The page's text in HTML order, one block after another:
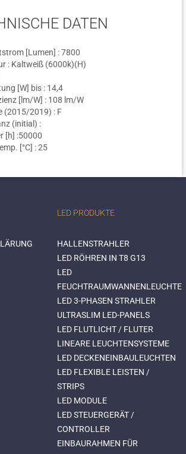
DATEN
[Lumen] : 7800
: Kaltweiß (6000k)(H)
[W] bis : 14,4
[lm/W] : 108 lm/W
(2015/2019) : F
(initial) :
[h] :50000
[°C] : 25
LED PRODUKTE
HALLENSTRAHLER
LED RÖHREN IN T8 G13
LED
FEUCHTRAUMWANNENLEUCHTE
LED 3-PHASEN STRAHLER
ULTRASLIM LED-PANELS
LED FLUTLICHT / FLUTER
LINEARE LEUCHTENSYSTEME
LED DECKENEINBAULEUCHTEN
LED FLEXIBLE LEISTEN /
STRIPS
LED MODULE
LED STEUERGERÄT /
CONTROLLER
EINBAURAHMEN FÜR